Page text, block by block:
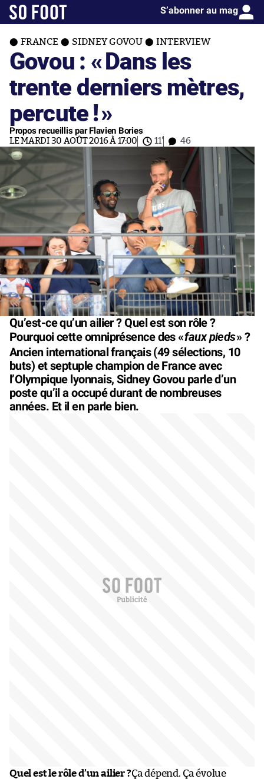
S’abonner au mag
FRANCE SIDNEY GOVOU INTERVIEW
Govou : «Dans les
trente derniers mètres,
percute !»
Propos recueillis par Flavien Bories
LE MARDI 30 AOÛT 2016 À 17:00 11' 46
Qu’est-ce qu’un ailier ? Quel est son rôle ?
Pourquoi cette omniprésence des «faux pieds» ?
Ancien international français (49 sélections, 10
buts) et septuple champion de France avec
l’Olympique lyonnais, Sidney Govou parle d’un
poste qu’il a occupé durant de nombreuses
années. Et il en parle bien.
Quel est le rôle d’un ailier ?Ça dépend. Ça évolue